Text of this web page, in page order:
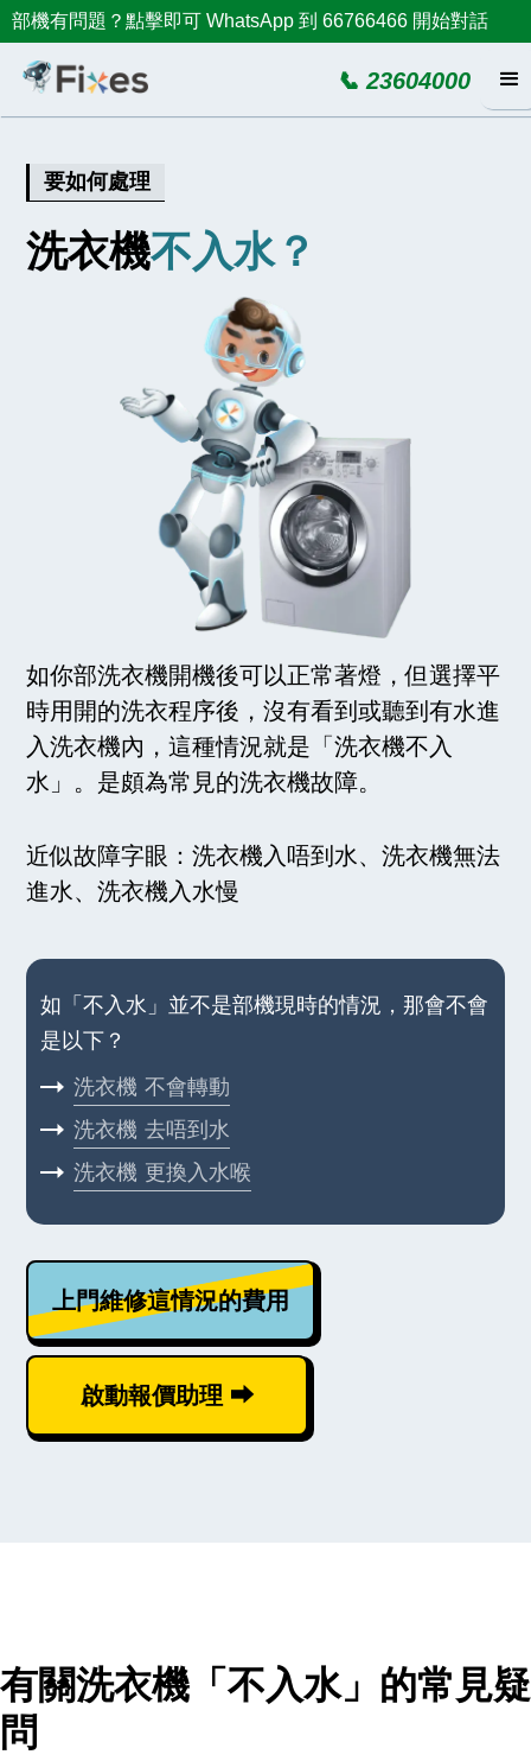
部機有問題？點擊即可 WhatsApp 到 66766466 開始對話
📞 23604000
要如何處理
洗衣機不入水？
如你部洗衣機開機後可以正常著燈，但選擇平
時用開的洗衣程序後，沒有看到或聽到有水進
入洗衣機內，這種情況就是「洗衣機不入
水」。是頗為常見的洗衣機故障。
近似故障字眼：洗衣機入唔到水、洗衣機無法
進水、洗衣機入水慢
如「不入水」並不是部機現時的情況，那會不會
是以下？
洗衣機 不會轉動
洗衣機 去唔到水
洗衣機 更換入水喉
上門維修這情況的費用
啟動報價助理 ⮕
有關洗衣機「不入水」的常見疑
問